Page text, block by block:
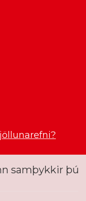
samþykkir þú